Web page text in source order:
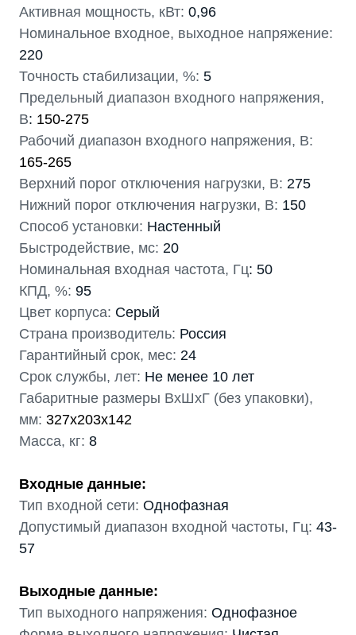
Активная мощность, кВт: 0,96
Номинальное входное, выходное напряжение:
220
Точность стабилизации, %: 5
Предельный диапазон входного напряжения,
В: 150-275
Рабочий диапазон входного напряжения, В:
165-265
Верхний порог отключения нагрузки, В: 275
Нижний порог отключения нагрузки, В: 150
Способ установки: Настенный
Быстродействие, мс: 20
Номинальная входная частота, Гц: 50
КПД, %: 95
Цвет корпуса: Серый
Страна производитель: Россия
Гарантийный срок, мес: 24
Срок службы, лет: Не менее 10 лет
Габаритные размеры ВхШхГ (без упаковки),
мм: 327х203х142
Масса, кг: 8
Входные данные:
Тип входной сети: Однофазная
Допустимый диапазон входной частоты, Гц: 43-
57
Выходные данные:
Тип выходного напряжения: Однофазное